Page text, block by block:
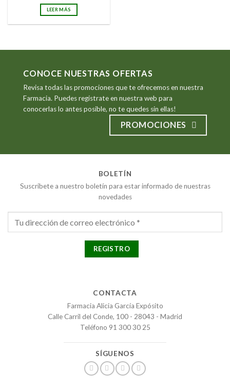
original
era:
€13.95.
LEER MÁS
CONOCE NUESTRAS OFERTAS
Revisa todas las promociones que te ofrecemos en nuestra
Farmacia. Puedes registrate en nuestra web para
conocerlas lo antes posible, no te quedes sin ellas!
PROMOCIONES
BOLETÍN
Suscribete a nuestro boletín para estar informado de nuestras
novedades
CONTACTA
Farmacia Alicia García Expósito
Calle Carril del Conde, 100 - 28043 - Madrid
Teléfono 91 300 30 25
SÍGUENOS